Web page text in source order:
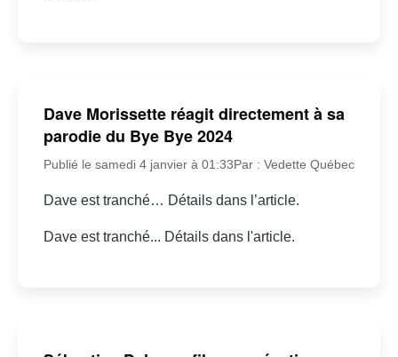
Dave Morissette réagit directement à sa
parodie du Bye Bye 2024
Publié le samedi 4 janvier à 01:33Par : Vedette Québec
Dave est tranché… Détails dans l’article.
Dave est tranché... Détails dans l'article.